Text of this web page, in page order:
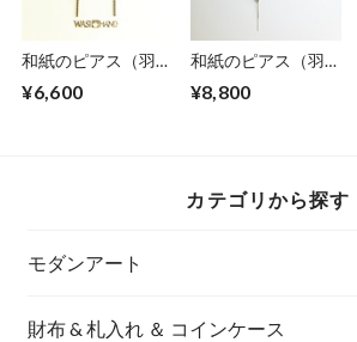
和紙のピアス（羽）
¥6,600
和紙のピアス（羽）
¥8,800
カテゴリから探す
モダンアート
財布 & 札入れ ＆ コインケース